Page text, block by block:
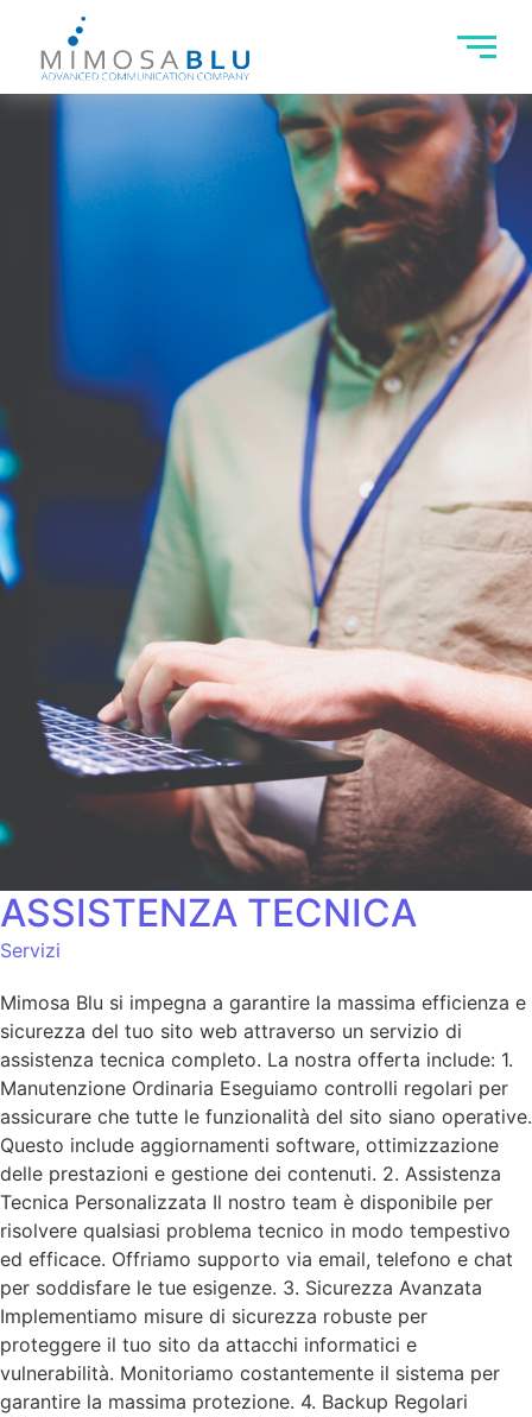
ASSISTENZA TECNICA
Servizi
Mimosa Blu si impegna a garantire la massima efficienza e
sicurezza del tuo sito web attraverso un servizio di
assistenza tecnica completo. La nostra offerta include: 1.
Manutenzione Ordinaria Eseguiamo controlli regolari per
assicurare che tutte le funzionalità del sito siano operative.
Questo include aggiornamenti software, ottimizzazione
delle prestazioni e gestione dei contenuti. 2. Assistenza
Tecnica Personalizzata Il nostro team è disponibile per
risolvere qualsiasi problema tecnico in modo tempestivo
ed efficace. Offriamo supporto via email, telefono e chat
per soddisfare le tue esigenze. 3. Sicurezza Avanzata
Implementiamo misure di sicurezza robuste per
proteggere il tuo sito da attacchi informatici e
vulnerabilità. Monitoriamo costantemente il sistema per
garantire la massima protezione. 4. Backup Regolari